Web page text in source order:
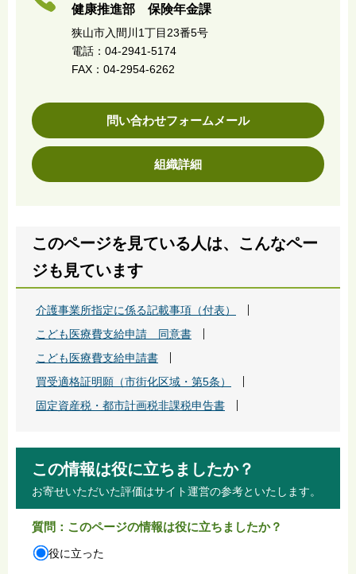
健康推進部 保険年金課
狭山市入間川1丁目23番5号
電話：04-2941-5174
FAX：04-2954-6262
問い合わせフォームメール
組織詳細
このページを見ている人は、こんなペー
ジも見ています
介護事業所指定に係る記載事項（付表）
こども医療費支給申請 同意書
こども医療費支給申請書
買受適格証明願（市街化区域・第5条）
固定資産税・都市計画税非課税申告書
この情報は役に立ちましたか？
お寄せいただいた評価はサイト運営の参考といたします。
質問：このページの情報は役に立ちましたか？
役に立った